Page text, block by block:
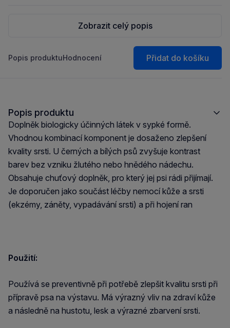
Zobrazit celý popis
Popis produktuHodnocení Přidat do košíku
Popis produktu
Doplněk biologicky účinných látek v sypké formě.
Vhodnou kombinací komponent je dosaženo zlepšení
kvality srsti. U černých a bílých psů zvyšuje kontrast
barev bez vzniku žlutého nebo hnědého nádechu.
Obsahuje chuťový doplněk, pro který jej psi rádi přijímají.
Je doporučen jako součást léčby nemocí kůže a srsti
(ekzémy, záněty, vypadávání srsti) a při hojení ran
Použití:
Používá se preventivně při potřebě zlepšit kvalitu srsti při
přípravě psa na výstavu. Má výrazný vliv na zdraví kůže
a následně na hustotu, lesk a výrazné zbarvení srsti.